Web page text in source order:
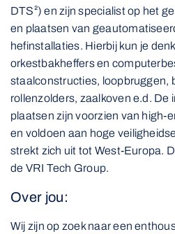
DTS²) en zijn specialist op het
en plaatsen van
hefinstallaties. Hierbij kun je
orkestbakheffers en
staalconstructies, loopbruggen,
rollenzolders, zaalkoven e.d. De
plaatsen zijn voorzien van high-
en voldoen aan hoge
strekt zich uit tot West-Europa.
de VRI Tech Group.
Over jou:
Wij zijn op zoek naar een